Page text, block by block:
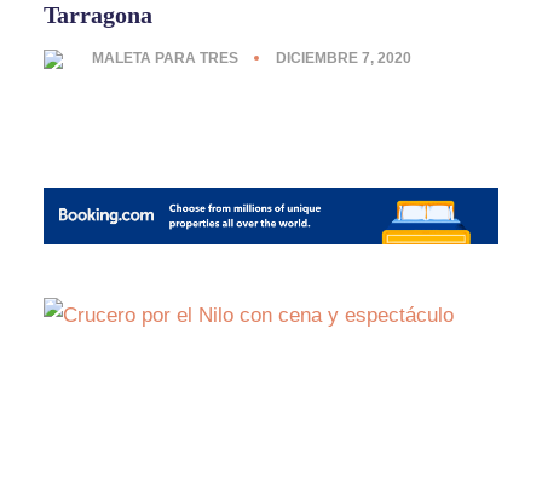
Tarragona
MALETA PARA TRES DICIEMBRE 7, 2020